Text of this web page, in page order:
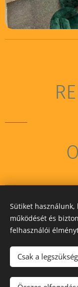
Sütiket
működését és
felhasználói
Csak a